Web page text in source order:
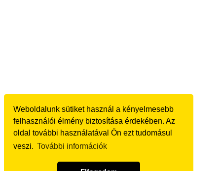
Weboldalunk sütiket használ a kényelmesebb
felhasználói élmény biztosítása érdekében. Az
oldal további használatával Ön ezt tudomásul
veszi. További információk